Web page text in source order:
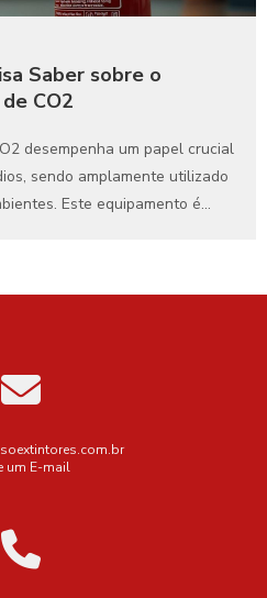
Saber sobre o
CO2
desempenha um papel crucial
sendo amplamente utilizado
Este equipamento é...
um E-mail